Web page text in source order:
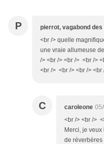
P pierrot, vagabond
<br /> quelle
une vraie allumeuse
/> <br /> <br /> <br />
<br /> <br /> <br /> <br
C caroleone
<br /> <br />
Merci, je
de réverbères